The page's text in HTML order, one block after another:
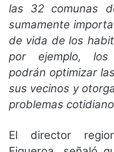
las 32 comunas
sumamente
de vida de los
por ejemplo, los
podrán optimizar
sus vecinos y
problemas
El director